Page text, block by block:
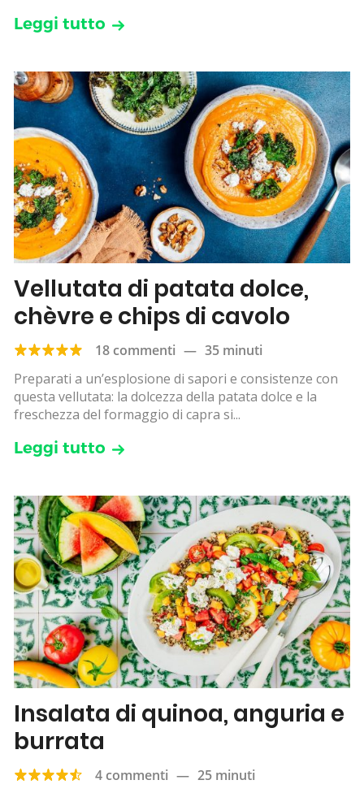
Leggi tutto
Vellutata di patata dolce,
chèvre e chips di cavolo
18 commenti — 35 minuti
Preparati a un’esplosione di sapori e consistenze con
questa vellutata: la dolcezza della patata dolce e la
freschezza del formaggio di capra si...
Leggi tutto
Insalata di quinoa, anguria e
burrata
4 commenti — 25 minuti